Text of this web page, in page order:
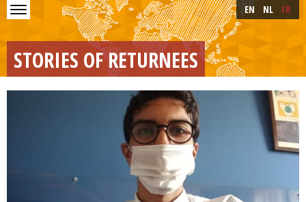
Skip
to
content
Skip to main content EN NL FR
STORIES OF RETURNEES